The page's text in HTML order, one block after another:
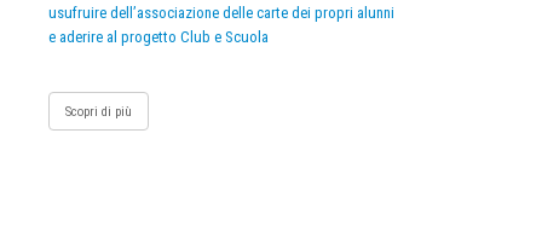
usufruire dell’associazione delle carte dei propri alunni
e aderire al progetto Club e Scuola
Scopri di più